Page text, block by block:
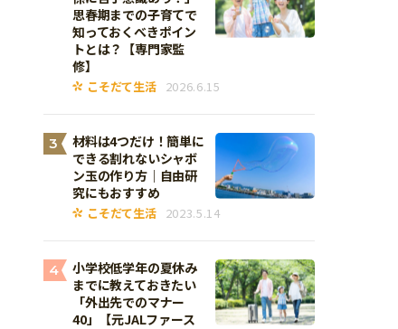
思春期までの子育てで
知っておくべきポイン
トとは？【専門家監
修】
こそだて生活 2026.6.15
3
材料は4つだけ！簡単に
できる割れないシャボ
ン玉の作り方｜自由研
究にもおすすめ
こそだて生活 2023.5.14
4
小学校低学年の夏休み
までに教えておきたい
「外出先でのマナー
40」【元JALファース